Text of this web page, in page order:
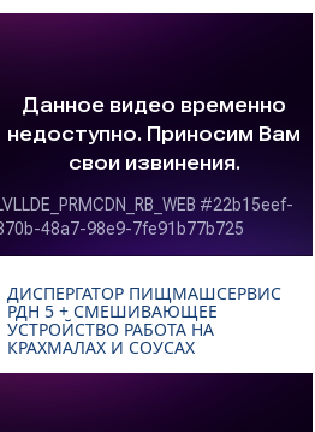
ДИСПЕРГАТОР ПИЩМАШСЕРВИС
РДН 5 + СМЕШИВАЮЩЕЕ
УСТРОЙСТВО РАБОТА НА
КРАХМАЛАХ И СОУСАХ